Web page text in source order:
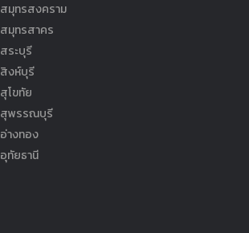
สมุทรสงคราม
มุทรสาคร
ระบุรี
งห์บุรี
โขทัย
สุพรรณบุรี
างทอง
ทัยธานี